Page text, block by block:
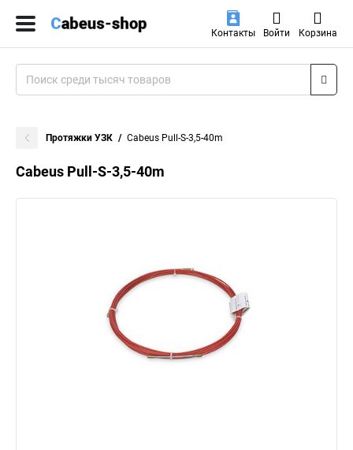
Контакты Войти Корзина
Протяжки УЗК Cabeus Pull-S-3,5-40m
Cabeus Pull-S-3,5-40m